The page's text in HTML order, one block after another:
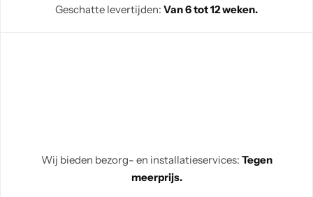
Geschatte levertijden: Van 6 tot 12 weken.
Wij bieden bezorg- en installatieservices: Tegen
meerprijs.